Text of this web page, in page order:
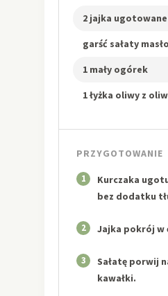
2 jajka
garść sałaty
1 mały ogórek
1 łyżka oliwy z
PRZYGOTOWANIE
1
Kurczaka
bez dodatku
2 Jajka pokrój
3
Sałatę porwij
kawałki.